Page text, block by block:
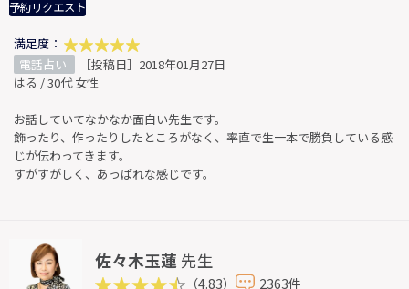
予約リクエスト
満足度：
電話占い
［投稿日］2018年01月27日
はる / 30代 女性
お話していてなかなか面白い先生です。
飾ったり、作ったりしたところがなく、率直で生一本で勝負している感
じが伝わってきます。
すがすがしく、あっぱれな感じです。
佐々木玉蓮 先生
（4.83） 2363件